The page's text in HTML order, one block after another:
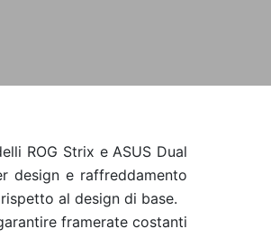
ROG Strix e ASUS Dual
design e raffreddamento
al design di base.
framerate costanti